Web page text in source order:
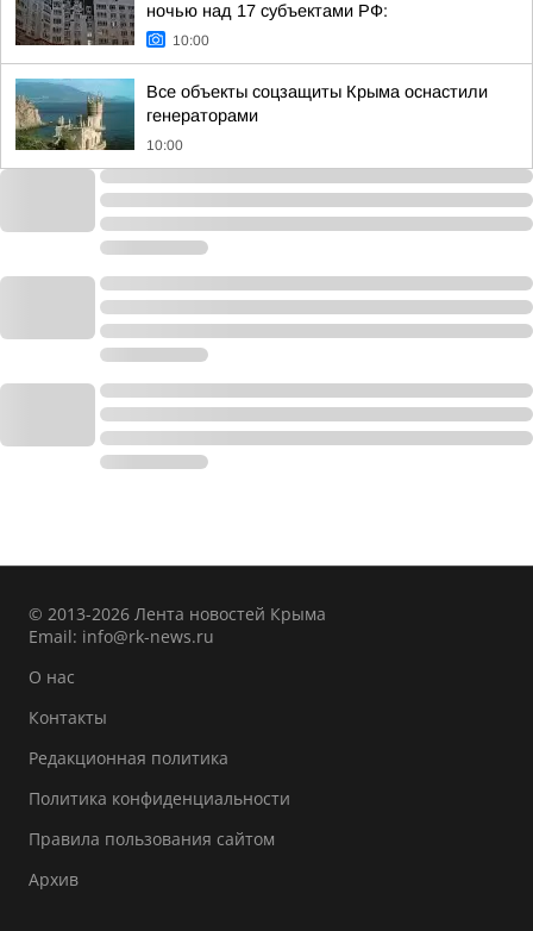
ночью над 17 субъектами РФ:
10:00
Все объекты соцзащиты Крыма оснастили
генераторами
10:00
© 2013-2026 Лента новостей Крыма
Email: info@rk-news.ru
О нас
Контакты
Редакционная политика
Политика конфиденциальности
Правила пользования сайтом
Архив